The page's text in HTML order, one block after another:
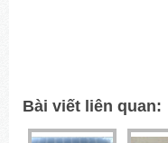
Bài viết liên quan: